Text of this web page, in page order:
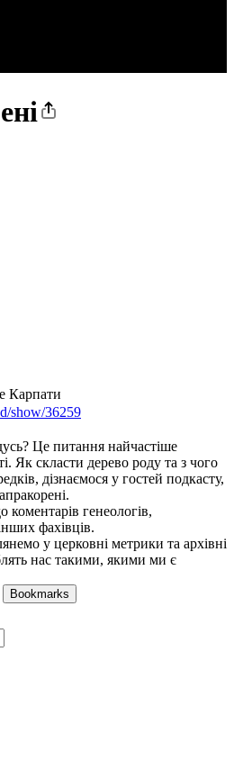
Карпати
show/36259
Це питання найчастіше
Як скласти дерево роду та з чого
дізнаємося у гостей подкасту,
коментарів генеологів,
фахівців.
у церковні метрики та архівні
нас такими, якими ми є
Bookmarks